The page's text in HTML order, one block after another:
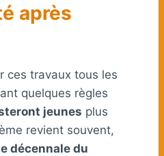
après
ces travaux tous les
quelques règles
jeunes plus
revient souvent,
décennale du